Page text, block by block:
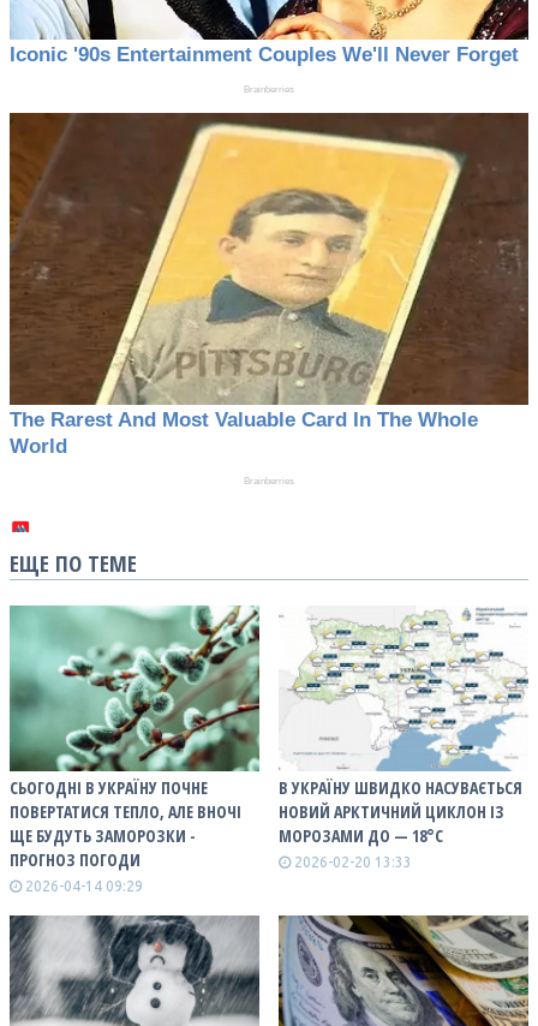
ЕЩЕ ПО ТЕМЕ
СЬОГОДНІ В УКРАЇНУ ПОЧНЕ
ПОВЕРТАТИСЯ ТЕПЛО, АЛЕ ВНОЧІ
ЩЕ БУДУТЬ ЗАМОРОЗКИ -
ПРОГНОЗ ПОГОДИ
2026-04-14 09:29
В УКРАЇНУ ШВИДКО НАСУВАЄТЬСЯ
НОВИЙ АРКТИЧНИЙ ЦИКЛОН ІЗ
МОРОЗАМИ ДО — 18°С
2026-02-20 13:33